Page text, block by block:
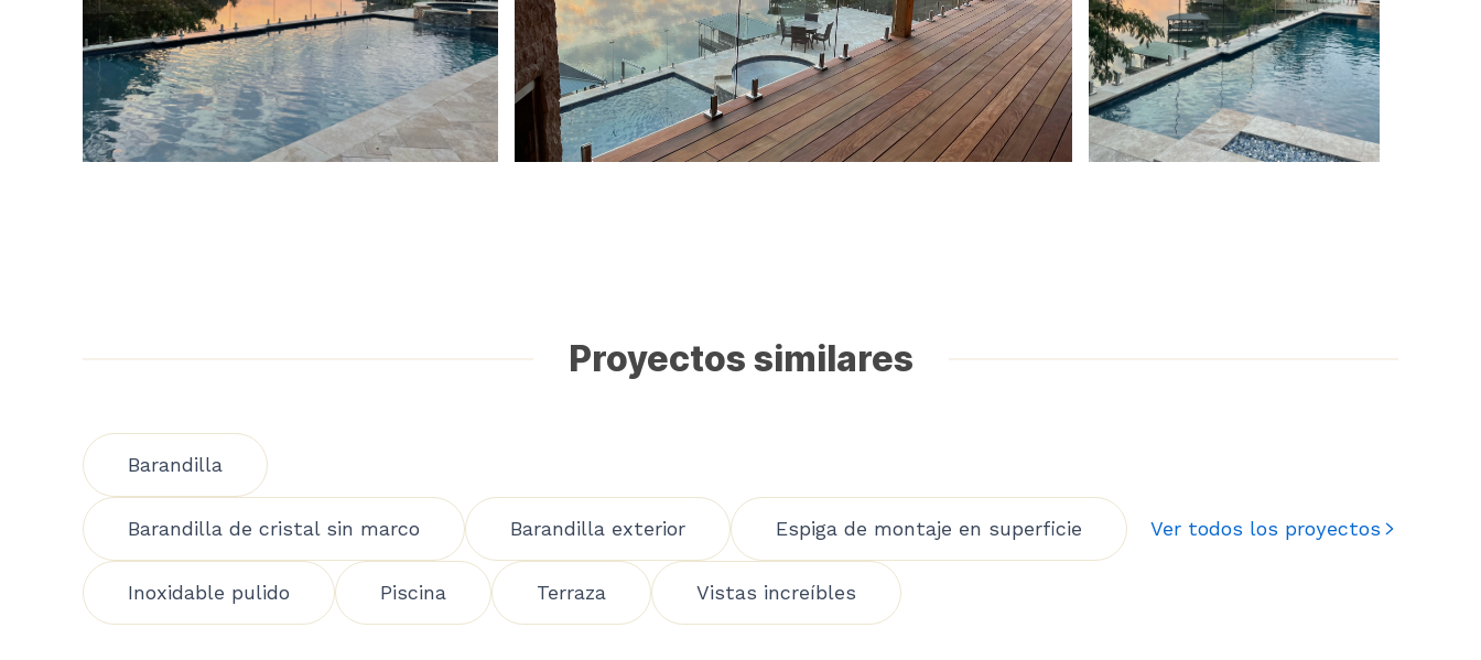
Proyectos similares
Barandilla
Barandilla de cristal sin marco Barandilla exterior Espiga de montaje en superficie
Inoxidable pulido Piscina Terraza Vistas increíbles
Ver todos los proyectos